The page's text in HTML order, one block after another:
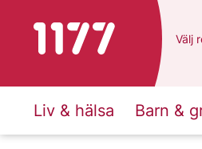
Till startsidan för 1177 Välj
Liv & hälsa Barn &